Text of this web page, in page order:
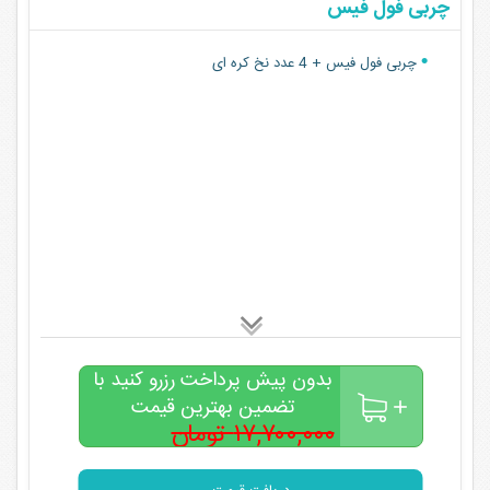
چربی فول فیس
چربی فول فیس + 4 عدد نخ کره ای
بدون پیش پرداخت رزرو کنید با
تضمین بهترین قیمت
۱۷,۷۰۰,۰۰۰ تومان
۱۳,۹۰۰,۰۰۰تومان